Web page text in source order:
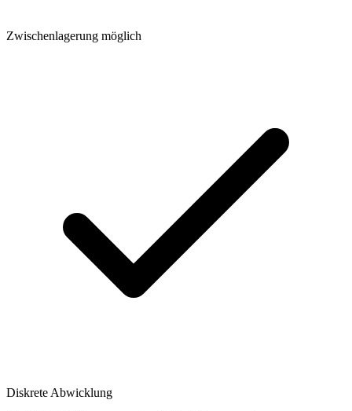
Zwischenlagerung möglich
Diskrete Abwicklung